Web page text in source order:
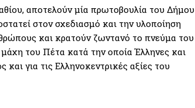
αποτελούν μία πρωτοβουλία του Δήμου
στον σχεδιασμό και την υλοποίηση
και κρατούν ζωντανό το πνεύμα του
του Πέτα κατά την οποία Έλληνες και
για τις Ελληνοκεντρικές αξίες του